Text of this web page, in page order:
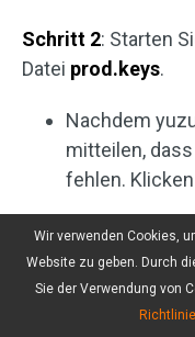
Schritt 2: Starten
Datei prod.keys.
Nachdem
mitteilen,
fehlen.
Klicken Sie
werden, ob
möchten.
Wir verwenden Cookies,
Website zu geben. Durch
Sie der Verwendung von
Richtlinie